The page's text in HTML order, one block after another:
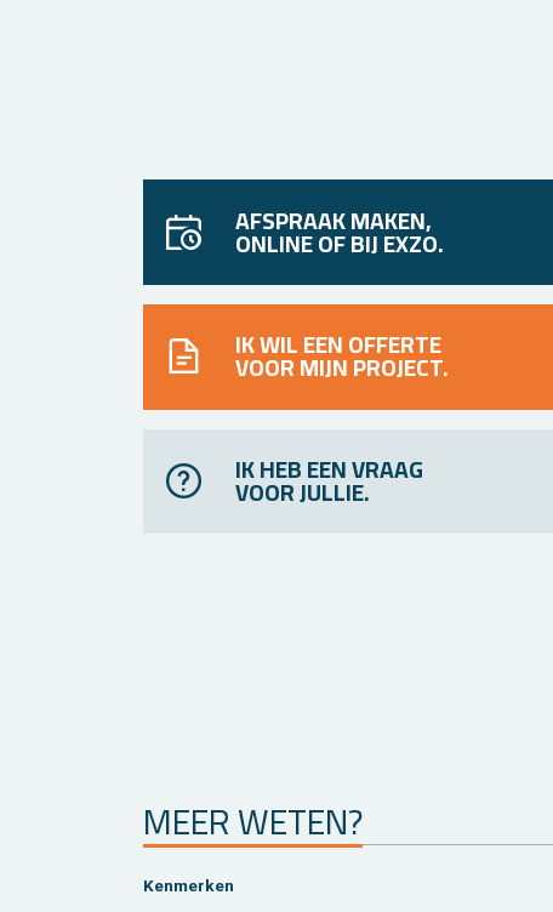
AFSPRAAK MAKEN,
ONLINE OF BIJ EXZO.
IK WIL EEN OFFERTE
VOOR MIJN PROJECT.
IK HEB EEN VRAAG
VOOR JULLIE.
MEER WETEN?
Ken­mer­ken